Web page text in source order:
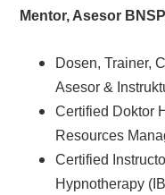
Mentor, Asesor
Dosen, Trainer,
Asesor &
Certified Doktor
Resources
Certified
Hypnotherapy